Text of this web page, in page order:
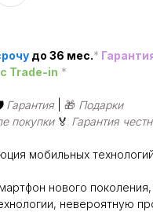
у до 36 мес.*
Trade-in *
Гарантия 🎁 Подарки
покупки 🏅 Гарантия
мобильных технологий
нового
невероятную